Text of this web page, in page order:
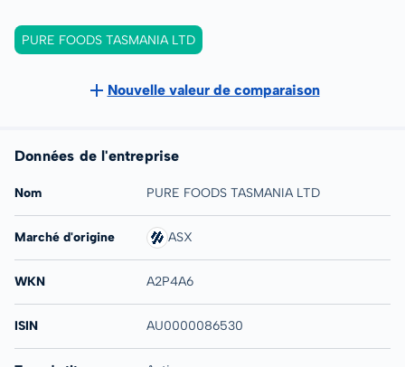
PURE FOODS TASMANIA LTD
Nouvelle valeur de comparaison
Données de l'entreprise
Nom PURE FOODS TASMANIA LTD
Marché d'origine ASX
WKN A2P4A6
ISIN AU0000086530